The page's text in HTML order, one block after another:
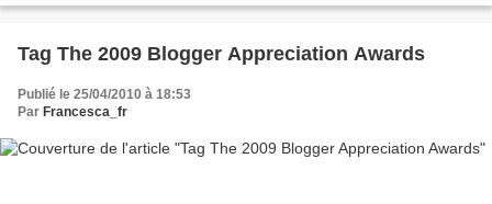
Tag The 2009 Blogger Appreciation Awards
Publié le 25/04/2010 à 18:53
Par Francesca_fr